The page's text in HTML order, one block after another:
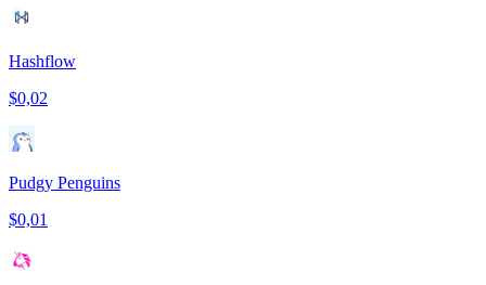
Hashflow
$0,02
Pudgy Penguins
$0,01